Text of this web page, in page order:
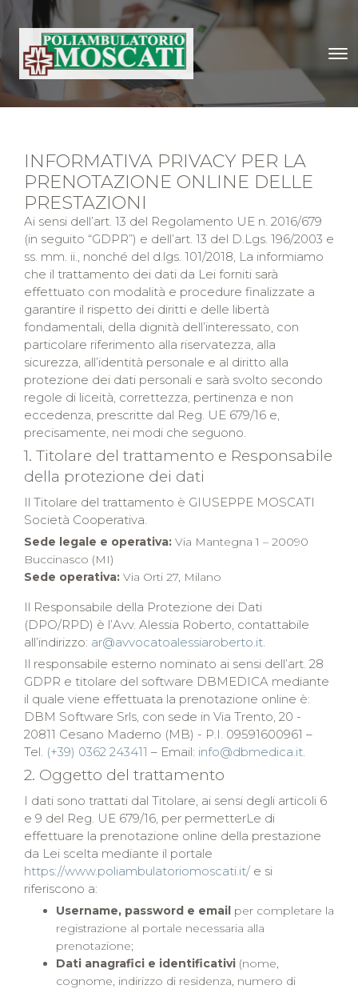
INFORMATIVA PRIVACY PER LA
PRENOTAZIONE ONLINE DELLE
PRESTAZIONI
Ai sensi dell’art. 13 del Regolamento UE n. 2016/679
(in seguito “GDPR”) e dell’art. 13 del D.Lgs. 196/2003 e
ss. mm. ii., nonché del d.lgs. 101/2018, La informiamo
che il trattamento dei dati da Lei forniti sarà
effettuato con modalità e procedure finalizzate a
garantire il rispetto dei diritti e delle libertà
fondamentali, della dignità dell’interessato, con
particolare riferimento alla riservatezza, alla
sicurezza, all’identità personale e al diritto alla
protezione dei dati personali e sarà svolto secondo
regole di liceità, correttezza, pertinenza e non
eccedenza, prescritte dal Reg. UE 679/16 e,
precisamente, nei modi che seguono.
1. Titolare del trattamento e Responsabile
della protezione dei dati
Il Titolare del trattamento è GIUSEPPE MOSCATI
Società Cooperativa.
Sede legale e operativa: Via Mantegna 1 – 20090
Buccinasco (MI)
Sede operativa: Via Orti 27, Milano
Il Responsabile della Protezione dei Dati
(DPO/RPD) è l’Avv. Alessia Roberto, contattabile
all’indirizzo: ar@avvocatoalessiaroberto.it.
Il responsabile esterno nominato ai sensi dell’art. 28
GDPR e titolare del software DBMEDICA mediante
il quale viene effettuata la prenotazione online è:
DBM Software Srls, con sede in Via Trento, 20 -
20811 Cesano Maderno (MB) - P.I. 09591600961 –
Tel. (+39) 0362 243411 – Email: info@dbmedica.it.
2. Oggetto del trattamento
I dati sono trattati dal Titolare, ai sensi degli articoli 6
e 9 del Reg. UE 679/16, per permetterLe di
effettuare la prenotazione online della prestazione
da Lei scelta mediante il portale
https://www.poliambulatoriomoscati.it/ e si
riferiscono a:
Username, password e email per completare la
registrazione al portale necessaria alla
prenotazione;
Dati anagrafici e identificativi (nome,
cognome, indirizzo di residenza, numero di